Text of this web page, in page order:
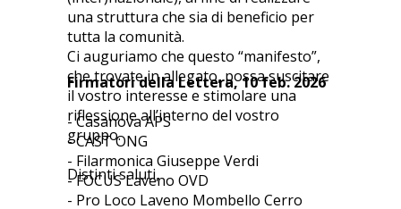
una struttura che sia di beneficio per
tutta la comunità.
Ci auguriamo che questo “manifesto”,
che trovate in allegato, possa suscitare
il vostro interesse e stimolare una
riflessione all’interno del vostro
gruppo.
Distinti saluti,
Firmatori della Lettera, 10 feb. 2026
- Casanova APS
- CAST ONG
- Filarmonica Giuseppe Verdi
- FOCUS Laveno OVD
- Pro Loco Laveno Mombello Cerro